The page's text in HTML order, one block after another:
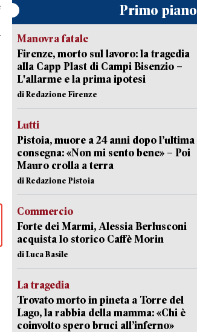
Primo piano
Manovra fatale
Firenze, morto sul lavoro: la tragedia
alla Capp Plast di Campi Bisenzio –
L'allarme e la prima ipotesi
di Redazione Firenze
Lutti
Pistoia, muore a 24 anni dopo l’ultima
consegna: «Non mi sento bene» – Poi
Mauro crolla a terra
di Redazione Pistoia
Commercio
Forte dei Marmi, Alessia Berlusconi
acquista lo storico Caffè Morin
di Luca Basile
La tragedia
Trovato morto in pineta a Torre del
Lago, la rabbia della mamma: «Chi è
coinvolto spero bruci all’inferno»